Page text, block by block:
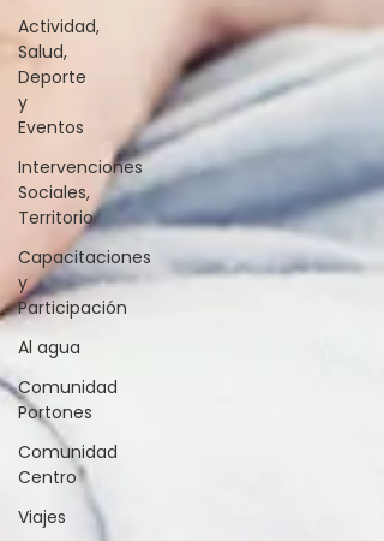
Actividad,
Salud,
Deporte
y
Eventos
Intervenciones
Sociales,
Territorio
Capacitaciones
y
Participación
Al agua
Comunidad
Portones
Comunidad
Centro
Viajes